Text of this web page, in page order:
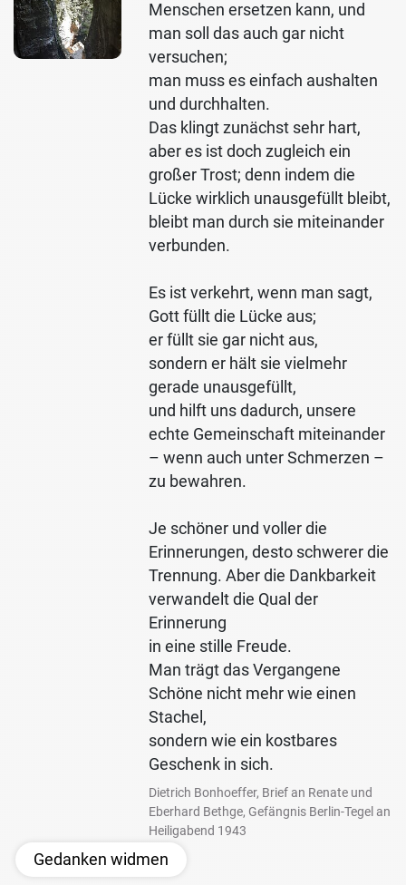
Menschen ersetzen kann, und
man soll das auch gar nicht
versuchen;
man muss es einfach aushalten
und durchhalten.
Das klingt zunächst sehr hart,
aber es ist doch zugleich ein
großer Trost; denn indem die
Lücke wirklich unausgefüllt bleibt,
bleibt man durch sie miteinander
verbunden.
Es ist verkehrt, wenn man sagt,
Gott füllt die Lücke aus;
er füllt sie gar nicht aus,
sondern er hält sie vielmehr
gerade unausgefüllt,
und hilft uns dadurch, unsere
echte Gemeinschaft miteinander
– wenn auch unter Schmerzen –
zu bewahren.
Je schöner und voller die
Erinnerungen, desto schwerer die
Trennung. Aber die Dankbarkeit
verwandelt die Qual der
Erinnerung
in eine stille Freude.
Man trägt das Vergangene
Schöne nicht mehr wie einen
Stachel,
sondern wie ein kostbares
Geschenk in sich.
Dietrich Bonhoeffer, Brief an Renate und
Eberhard Bethge, Gefängnis Berlin-Tegel an
Heiligabend 1943
Gedanken widmen